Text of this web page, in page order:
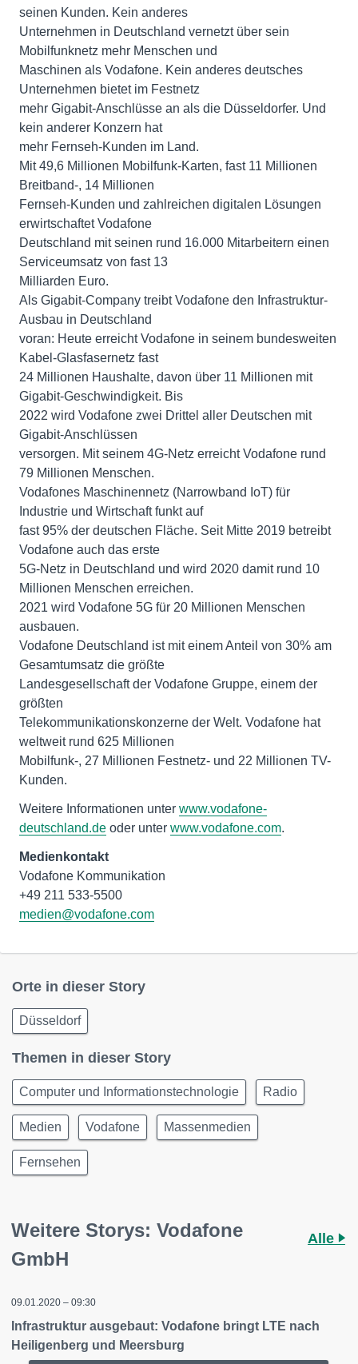
seinen Kunden. Kein anderes
Unternehmen in Deutschland vernetzt über sein
Mobilfunknetz mehr Menschen und
Maschinen als Vodafone. Kein anderes deutsches
Unternehmen bietet im Festnetz
mehr Gigabit-Anschlüsse an als die Düsseldorfer. Und
kein anderer Konzern hat
mehr Fernseh-Kunden im Land.
Mit 49,6 Millionen Mobilfunk-Karten, fast 11 Millionen
Breitband-, 14 Millionen
Fernseh-Kunden und zahlreichen digitalen Lösungen
erwirtschaftet Vodafone
Deutschland mit seinen rund 16.000 Mitarbeitern einen
Serviceumsatz von fast 13
Milliarden Euro.
Als Gigabit-Company treibt Vodafone den Infrastruktur-
Ausbau in Deutschland
voran: Heute erreicht Vodafone in seinem bundesweiten
Kabel-Glasfasernetz fast
24 Millionen Haushalte, davon über 11 Millionen mit
Gigabit-Geschwindigkeit. Bis
2022 wird Vodafone zwei Drittel aller Deutschen mit
Gigabit-Anschlüssen
versorgen. Mit seinem 4G-Netz erreicht Vodafone rund
79 Millionen Menschen.
Vodafones Maschinennetz (Narrowband IoT) für
Industrie und Wirtschaft funkt auf
fast 95% der deutschen Fläche. Seit Mitte 2019 betreibt
Vodafone auch das erste
5G-Netz in Deutschland und wird 2020 damit rund 10
Millionen Menschen erreichen.
2021 wird Vodafone 5G für 20 Millionen Menschen
ausbauen.
Vodafone Deutschland ist mit einem Anteil von 30% am
Gesamtumsatz die größte
Landesgesellschaft der Vodafone Gruppe, einem der
größten
Telekommunikationskonzerne der Welt. Vodafone hat
weltweit rund 625 Millionen
Mobilfunk-, 27 Millionen Festnetz- und 22 Millionen TV-
Kunden.
Weitere Informationen unter www.vodafone-
deutschland.de oder unter www.vodafone.com.
Medienkontakt
Vodafone Kommunikation
medien@vodafone.com
Orte in dieser Story
Düsseldorf
Themen in dieser Story
Computer und Informationstechnologie Radio
Medien Vodafone Massenmedien
Fernsehen
Weitere Storys: Vodafone
GmbH
Alle
09.01.2020 – 09:30
Infrastruktur ausgebaut: Vodafone bringt LTE nach
Heiligenberg und Meersburg